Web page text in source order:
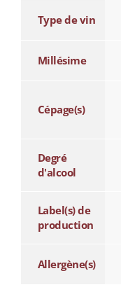
Type de vin
Millésime
Cépage(s)
Degré
d'alcool
Label(s) de
production
Allergène(s)